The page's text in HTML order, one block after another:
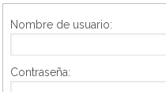
Nombre de usuario:
Contraseña: